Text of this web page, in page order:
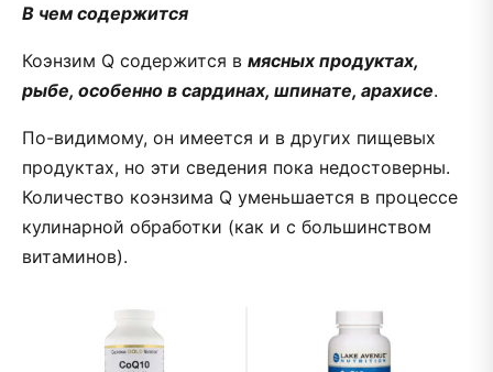
В чем содержится
Коэнзим Q содержится в мясных продуктах,
рыбе, особенно в сардинах, шпинате, арахисе.
По-видимому, он имеется и в других пищевых
продуктах, но эти сведения пока недостоверны.
Количество коэнзима Q уменьшается в процессе
кулинарной обработки (как и с большинством
витаминов).